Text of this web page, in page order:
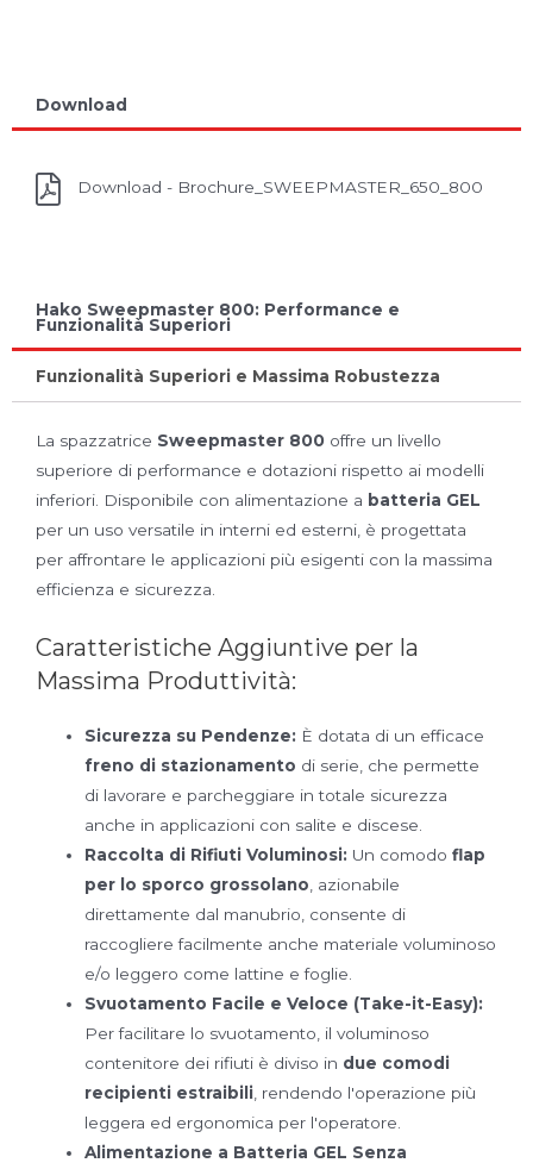
Download
Download - Brochure_SWEEPMASTER_650_800
Hako Sweepmaster 800: Performance e
Funzionalità Superiori
Funzionalità Superiori e Massima Robustezza
La spazzatrice Sweepmaster 800 offre un livello
superiore di performance e dotazioni rispetto ai modelli
inferiori. Disponibile con alimentazione a batteria GEL
per un uso versatile in interni ed esterni, è progettata
per affrontare le applicazioni più esigenti con la massima
efficienza e sicurezza.
Caratteristiche Aggiuntive per la
Massima Produttività:
Sicurezza su Pendenze: È dotata di un efficace
freno di stazionamento di serie, che permette
di lavorare e parcheggiare in totale sicurezza
anche in applicazioni con salite e discese.
Raccolta di Rifiuti Voluminosi: Un comodoflap
per lo sporco grossolano , azionabile
direttamente dal manubrio, consente di
raccogliere facilmente anche materiale voluminoso
e/o leggero come lattine e foglie.
Svuotamento Facile e Veloce (Take-it-Easy):
Per facilitare lo svuotamento, il voluminoso
contenitore dei rifiuti è diviso in due comodi
recipienti estraibili , rendendo l'operazione più
leggera ed ergonomica per l'operatore.
Alimentazione a Batteria GEL Senza